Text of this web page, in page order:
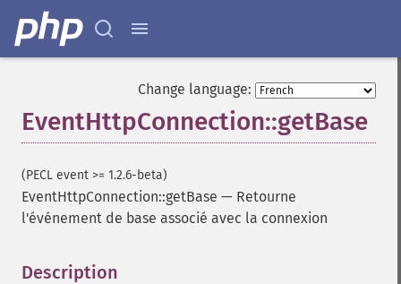
Change language:
EventHttpConnection::getBase
(PECL event >= 1.2.6-beta)
EventHttpConnection::getBase — Retourne
l'événement de base associé avec la connexion
Description